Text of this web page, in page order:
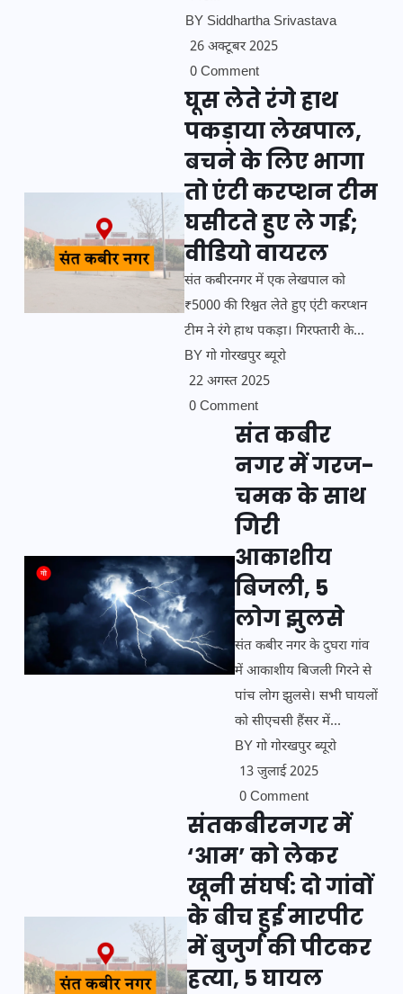
BY Siddhartha Srivastava
26 अक्टूबर 2025
0 Comment
घूस लेते रंगे हाथ
पकड़ाया लेखपाल,
बचने के लिए भागा
तो एंटी करप्शन टीम
घसीटते हुए ले गई;
वीडियो वायरल
संत कबीरनगर में एक लेखपाल को
₹5000 की रिश्वत लेते हुए एंटी करप्शन
टीम ने रंगे हाथ पकड़ा। गिरफ्तारी के...
BYगो गोरखपुर ब्यूरो
22 अगस्त 2025
0 Comment
संत कबीर
नगर में गरज-
चमक के साथ
गिरी
आकाशीय
बिजली, 5
लोग झुलसे
संत कबीर नगर के दुघरा गांव
में आकाशीय बिजली गिरने से
पांच लोग झुलसे। सभी घायलों
को सीएचसी हैंसर में...
BYगो गोरखपुर ब्यूरो
13 जुलाई 2025
0 Comment
संतकबीरनगर में
‘आम’ को लेकर
खूनी संघर्ष: दो गांवों
के बीच हुई मारपीट
में बुजुर्ग की पीटकर
हत्या, 5 घायल